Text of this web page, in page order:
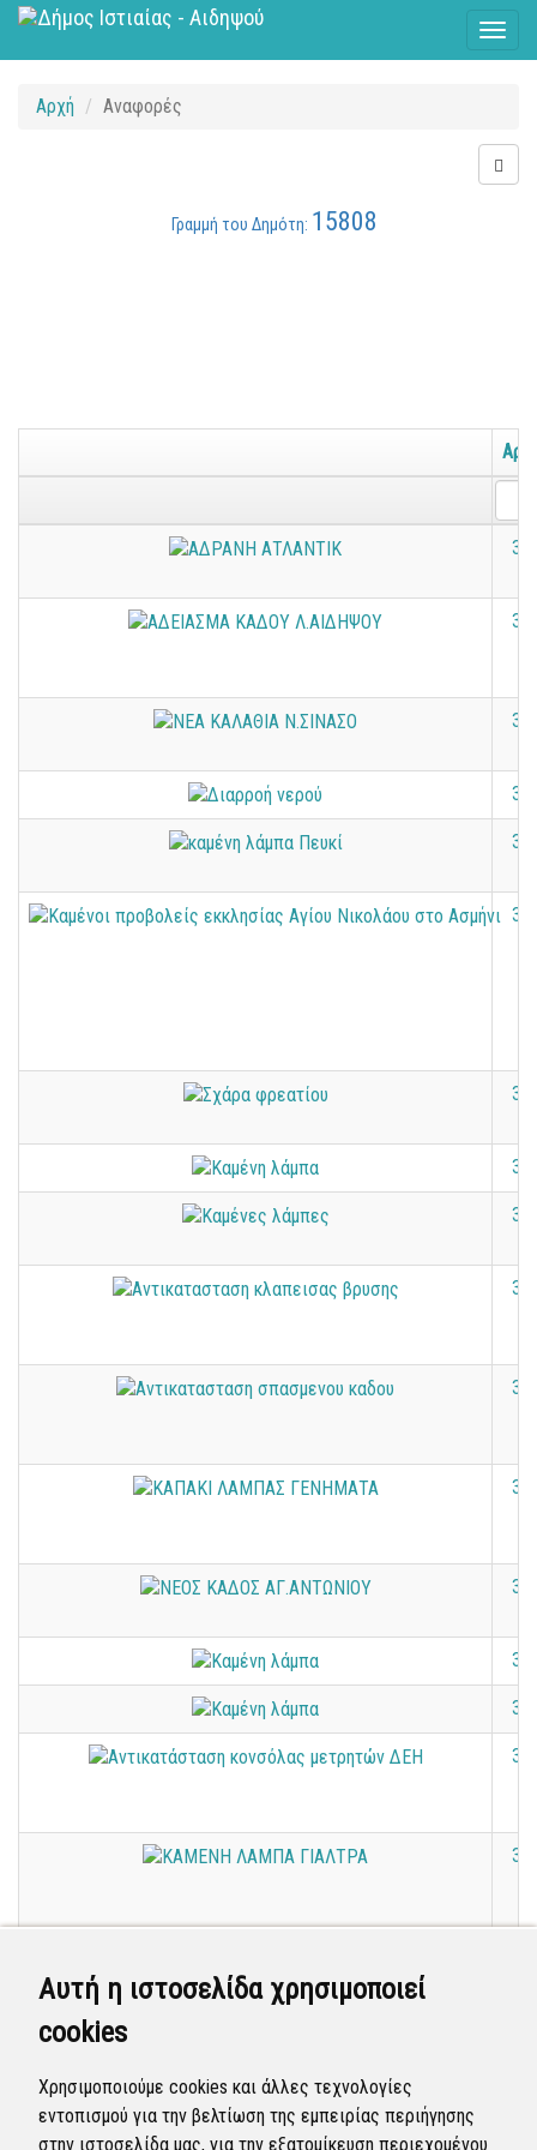
Αυτή η ιστοσελίδα χρησιμοποιεί
cookies
Χρησιμοποιούμε cookies και άλλες τεχνολογίες
εντοπισμού για την βελτίωση της εμπειρίας περιήγησης
στην ιστοσελίδα μας, για την εξατομίκευση περιεχομένου
Αρχή Αναφορές
Γραμμή του Δημότη: 15808
Αρ.